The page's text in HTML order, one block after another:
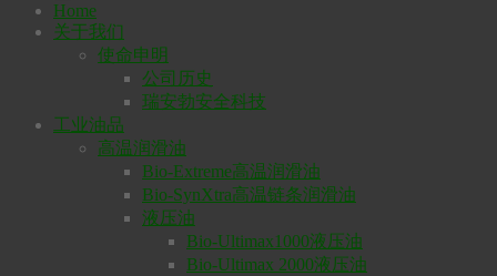
Home
关于我们
使命申明
公司历史
瑞安勃安全科技
工业油品
高温润滑油
Bio-Extreme高温润滑油
Bio-SynXtra高温链条润滑油
液压油
Bio-Ultimax1000液压油
Bio-Ultimax 2000液压油